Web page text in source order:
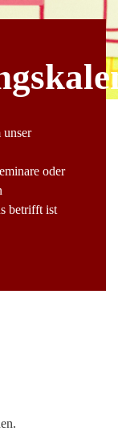
oder
betrifft ist